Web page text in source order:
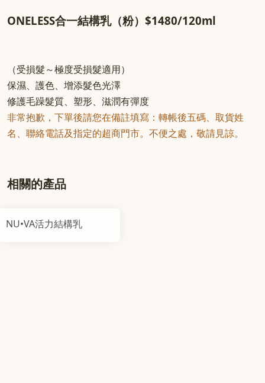
ONELESS合一結構乳（粉）$1480/120ml
（受損髮～極度受損髮適用）
保濕、護色、增添髮色光澤
修護毛躁髮質、塑形、滋潤有彈度
非常抱歉，下單後請您在備註填寫：轉帳後五碼、取貨姓
名、聯絡電話及指定的超商門市。不便之處，敬請見諒。
相關的產品
NU•VA活力結構乳